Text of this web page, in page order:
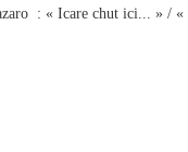
: « Icare chut ici... » /